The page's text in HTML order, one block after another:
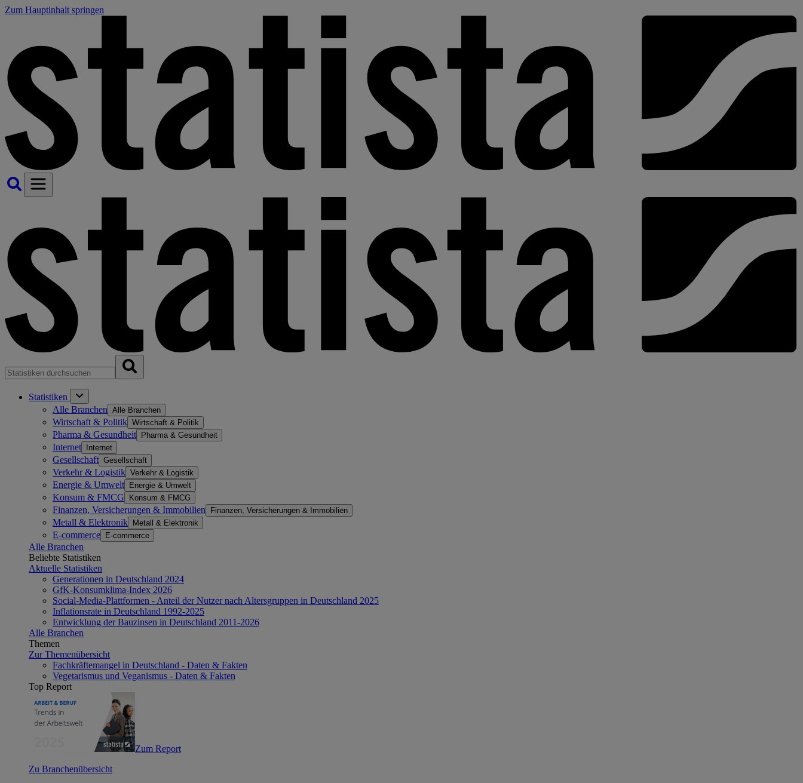
Zum Hauptinhalt springen
Statistiken
Alle Branchen Alle Branchen
Wirtschaft & Politik Wirtschaft & Politik
Pharma & Gesundheit Pharma & Gesundheit
Internet Internet
Gesellschaft Gesellschaft
Verkehr & Logistik Verkehr & Logistik
Energie & Umwelt Energie & Umwelt
Konsum & FMCG Konsum & FMCG
Finanzen, Versicherungen & Immobilien Finanzen, Versicherungen & Immobilien
Metall & Elektronik Metall & Elektronik
E-commerce E-commerce
Alle Branchen
Beliebte Statistiken
Aktuelle Statistiken
Generationen in Deutschland 2024
GfK-Konsumklima-Index 2026
Social-Media-Plattformen - Anteil der Nutzer nach Altersgruppen in Deutschland 2025
Inflationsrate in Deutschland 1992-2025
Entwicklung der Bauzinsen in Deutschland 2011-2026
Alle Branchen
Themen
Zur Themenübersicht
Fachkräftemangel in Deutschland - Daten & Fakten
Vegetarismus und Veganismus - Daten & Fakten
Top Report
Zum Report
Zu Branchenübersicht